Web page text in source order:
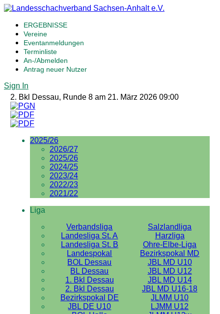
ERGEBNISSE
Vereine
Eventanmeldungen
Terminliste
An-/Abmelden
Antrag neuer Nutzer
Sign In
2. Bkl Dessau, Runde 8 am 21. März 2026 09:00
2025/26
2026/27
2025/26
2024/25
2023/24
2022/23
2021/22
Liga
Verbandsliga
Salzlandliga
Landesliga St. A
Harzliga
Landesliga St. B
Ohre-Elbe-Liga
Landespokal
Bezirkspokal MD
BOL Dessau
JBL MD U10
BL Dessau
JBL MD U12
1. Bkl Dessau
JBL MD U14
2. Bkl Dessau
JBL MD U16-18
Bezirkspokal DE
JLMM U10
JBL DE U10
LJMM U12